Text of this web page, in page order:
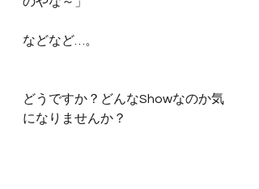
などなど…。
どうですか？どんなShowなのか気
になりませんか？